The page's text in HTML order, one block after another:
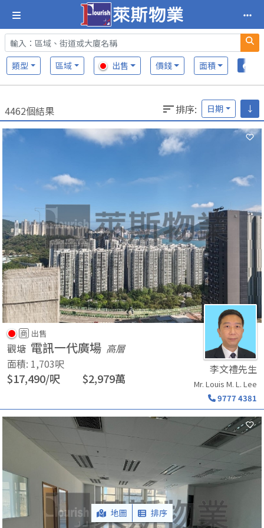
類型 區域 出售 價錢 面積
4462個結果 排序: 日期 ↓
商 出售
觀塘 電訊一代廣場 高層
面積: 1,703呎
$17,490/呎 $2,979萬
李文禮先生
Mr. Louis M. L. Lee
9777 4381
地圖 排序